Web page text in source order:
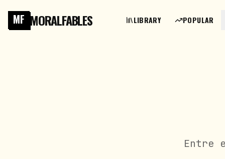
MF MORALFABLES LIBRARY POPULAR
Entre